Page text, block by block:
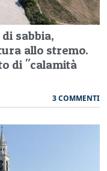
sabbia,
allo stremo.
di "calamità
3 COMMENTI